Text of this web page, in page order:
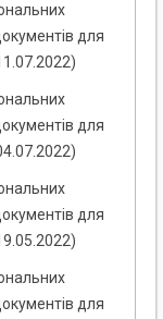
для
для
для
для